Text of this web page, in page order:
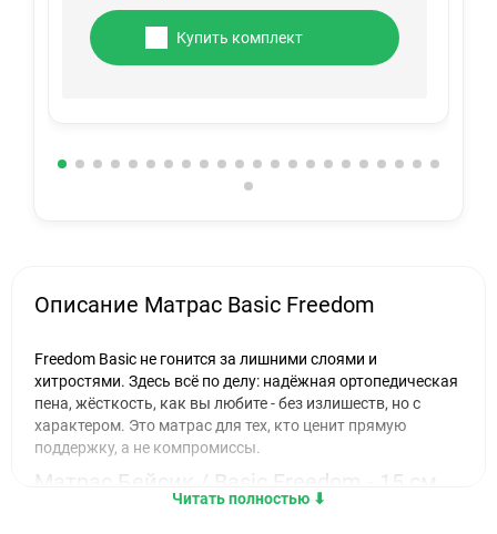
Купить комплект
Описание Матрас Basic Freedom
Freedom Basic не гонится за лишними слоями и
хитростями. Здесь всё по делу: надёжная ортопедическая
пена, жёсткость, как вы любите - без излишеств, но с
характером. Это матрас для тех, кто ценит прямую
поддержку, а не компромиссы.
Матрас Бейсик / Basic Freedom - 15 см
Читать полностью ⬇︎